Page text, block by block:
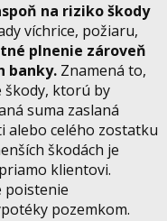
na riziko škody
víchrice, požiaru,
plnenie zároveň
banky. Znamená to,
škody, ktorú by
suma zaslaná
alebo celého zostatku
škodách je
klientovi.
poistenie
pozemkom.